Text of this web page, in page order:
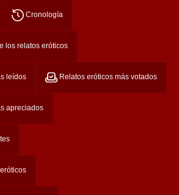
Cronología
los relatos eróticos
leídos Relatos eróticos más votados
apreciados